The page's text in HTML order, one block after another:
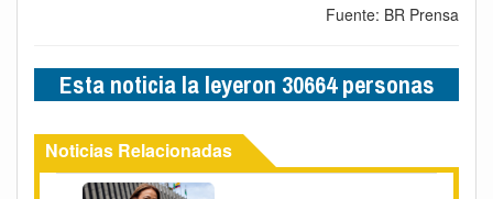
Fuente: BR Prensa
Esta noticia la leyeron 30664 personas
Noticias Relacionadas